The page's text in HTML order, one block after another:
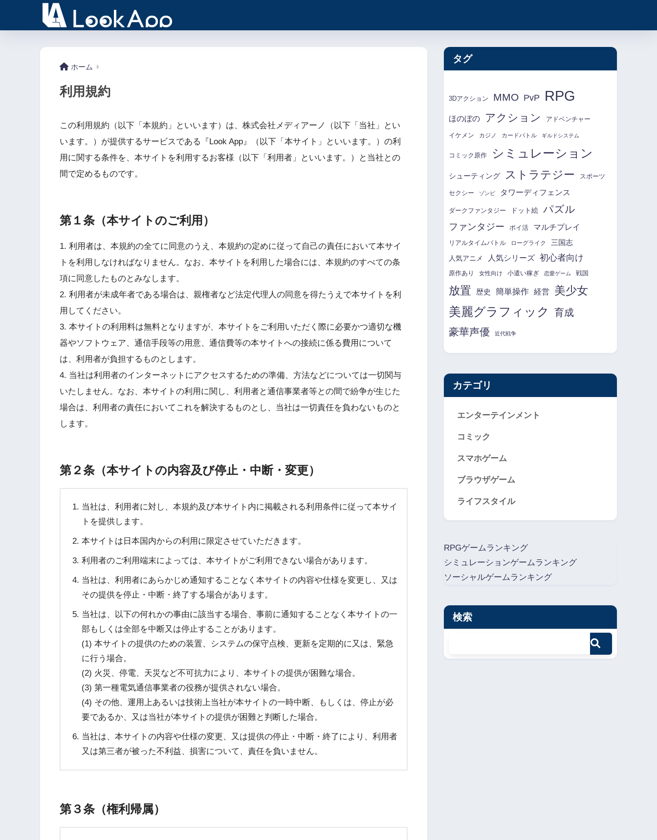
ホーム
利用規約
この利用規約（以下「本規約」といいます）は、株式会社メディアーノ（以下「当社」とい
います。）が提供するサービスである『Look App』（以下「本サイト」といいます。）の利
用に関する条件を、本サイトを利用するお客様（以下「利用者」といいます。）と当社との
間で定めるものです。
第１条（本サイトのご利用）
1. 利用者は、本規約の全てに同意のうえ、本規約の定めに従って自己の責任において本サイ
トを利用しなければなりません。なお、本サイトを利用した場合には、本規約のすべての条
項に同意したものとみなします。
2. 利用者が未成年者である場合は、親権者など法定代理人の同意を得たうえで本サイトを利
用してください。
3. 本サイトの利用料は無料となりますが、本サイトをご利用いただく際に必要かつ適切な機
器やソフトウェア、通信手段等の用意、通信費等の本サイトへの接続に係る費用について
は、利用者が負担するものとします。
4. 当社は利用者のインターネットにアクセスするための準備、方法などについては一切関与
いたしません。なお、本サイトの利用に関し、利用者と通信事業者等との間で紛争が生じた
場合は、利用者の責任においてこれを解決するものとし、当社は一切責任を負わないものと
します。
第２条（本サイトの内容及び停止・中断・変更）
当社は、利用者に対し、本規約及び本サイト内に掲載される利用条件に従って本サイ
トを提供します。
本サイトは日本国内からの利用に限定させていただきます。
利用者のご利用端末によっては、本サイトがご利用できない場合があります。
当社は、利用者にあらかじめ通知することなく本サイトの内容や仕様を変更し、又は
その提供を停止・中断・終了する場合があります。
当社は、以下の何れかの事由に該当する場合、事前に通知することなく本サイトの一
部もしくは全部を中断又は停止することがあります。
(1) 本サイトの提供のための装置、システムの保守点検、更新を定期的に又は、緊急
に行う場合。
(2) 火災、停電、天災など不可抗力により、本サイトの提供が困難な場合。
(3) 第一種電気通信事業者の役務が提供されない場合。
(4) その他、運用上あるいは技術上当社が本サイトの一時中断、もしくは、停止が必
要であるか、又は当社が本サイトの提供が困難と判断した場合。
当社は、本サイトの内容や仕様の変更、又は提供の停止・中断・終了により、利用者
又は第三者が被った不利益、損害について、責任を負いません。
第３条（権利帰属）
タグ
3Dアクション MMO PvP RPG
ほのぼの アクション アドベンチャー
イケメン カジノ カードバトル ギルドシステム
コミック原作 シミュレーション
シューティング ストラテジー スポーツ
セクシー ゾンビ タワーディフェンス
ダークファンタジー ドット絵 パズル
ファンタジー ポイ活 マルチプレイ
リアルタイムバトル ローグライク 三国志
人気アニメ 人気シリーズ 初心者向け
原作あり 女性向け 小遣い稼ぎ 恋愛ゲーム 戦国
放置 歴史 簡単操作 経営 美少女
美麗グラフィック
育成
豪華声優
近代戦争
カテゴリ
エンターテインメント
コミック
スマホゲーム
ブラウザゲーム
ライフスタイル
RPGゲームランキング
シミュレーションゲームランキング
ソーシャルゲームランキング
検索